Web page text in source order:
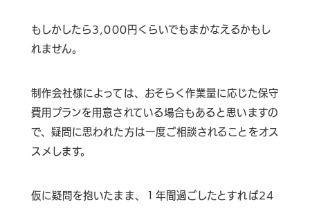
もしかしたら3,000円くらいでもまかなえるかもし
れません。
制作会社様によっては、おそらく作業量に応じた保守
費用プランを用意されている場合もあると思いますの
で、疑問に思われた方は一度ご相談されることをオス
スメします。
仮に疑問を抱いたまま、１年間過ごしたとすれば24